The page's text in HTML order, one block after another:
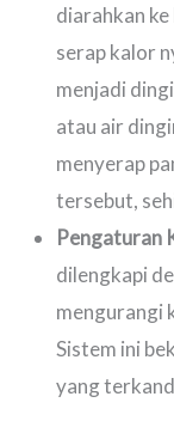
diarahkan
serap kalor
menjadi
atau air
menyerap
tersebut,
Pengaturan
dilengkapi
mengurangi
Sistem ini
yang